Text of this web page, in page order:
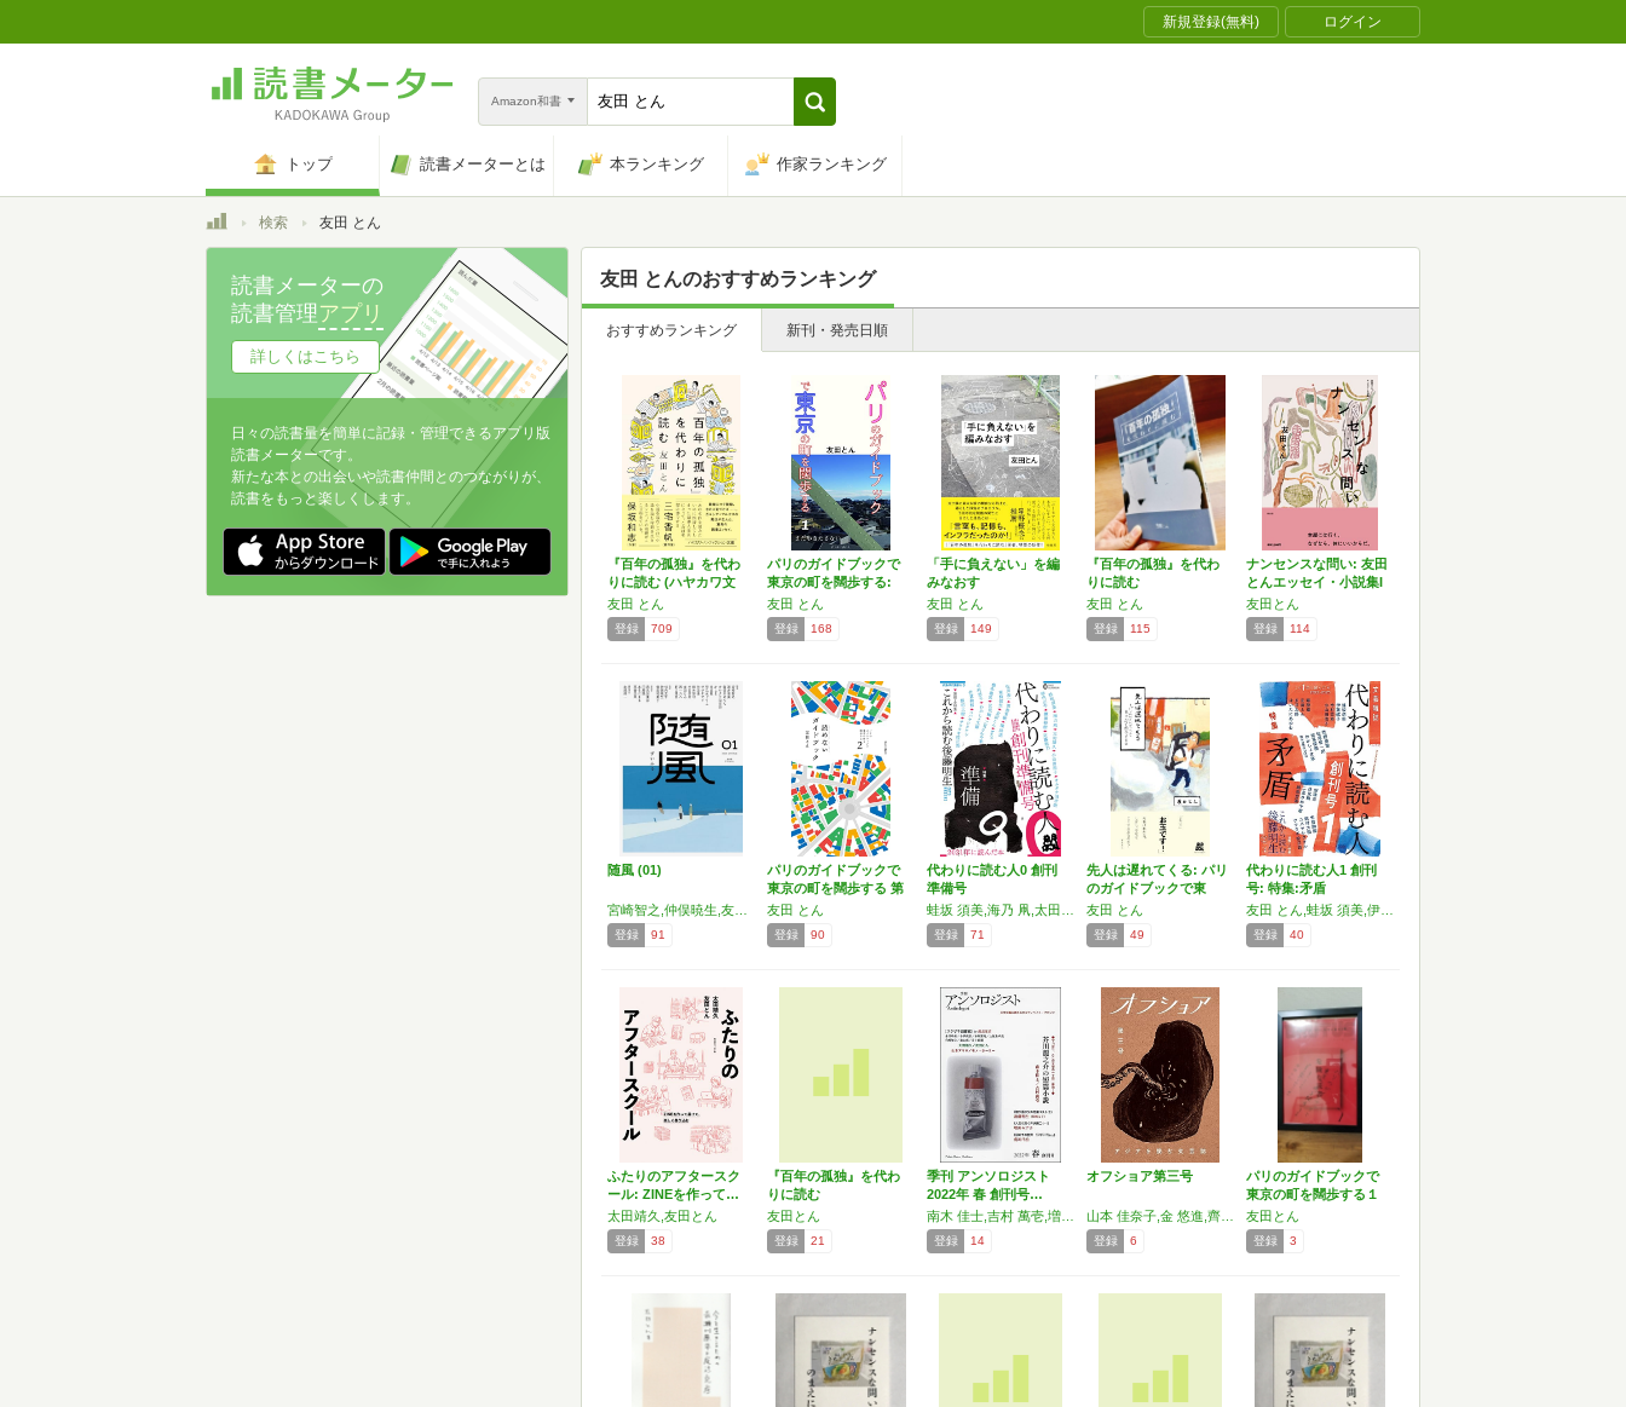
新規登録(無料) ログイン
Amazon和書
トップ 読書メーターとは 本ランキング 作家ランキング
トップ検索 友田 とん
友田 とんのおすすめランキング
おすすめランキング 新刊・発売日順
『百年の孤独』を代わ
りに読む (ハヤカワ文
庫…
友田 とん
登録 709
パリのガイドブックで
東京の町を闊歩する:
ま…
友田 とん
登録 168
「手に負えない」を編
みなおす
友田 とん
登録 149
『百年の孤独』を代わ
りに読む
友田 とん
登録 115
ナンセンスな問い: 友田
とんエッセイ・小説集I
友田とん
登録 114
随風 (01)
登録 91
パリのガイドブックで
東京の町を闊歩する 第
2…
友田 とん
登録 90
代わりに読む人0 創刊
準備号
登録 71
先人は遅れてくる: パリ
のガイドブックで東
京…
友田 とん
登録 49
代わりに読む人1 創刊
号: 特集:矛盾
登録 40
ふたりのアフタースク
ール: ZINEを作って…
太田靖久,友田とん
登録 38
『百年の孤独』を代わ
りに読む
友田とん
登録 21
季刊 アンソロジスト
2022年 春 創刊号…
登録 14
オフショア第三号
登録 6
パリのガイドブックで
東京の町を闊歩する１
友田とん
登録 3
読書メーターの
読書管理アプリ
詳しくはこちら
日々の読書量を簡単に記録・管理できるアプリ版
読書メーターです。
新たな本との出会いや読書仲間とのつながりが、
読書をもっと楽しくします。